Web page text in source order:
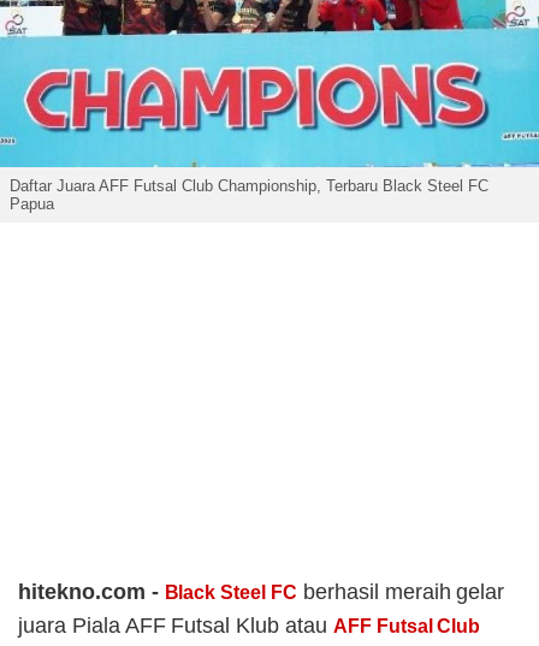
Daftar Juara AFF Futsal Club Championship, Terbaru Black Steel FC
Papua
hitekno.com - Black Steel FC berhasil meraih gelar
juara Piala AFF Futsal Klub atau AFF Futsal Club